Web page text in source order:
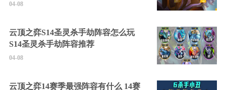
04-08
云顶之弈S14圣灵杀手劫阵容怎么玩
S14圣灵杀手劫阵容推荐
04-08
云顶之弈14赛季最强阵容有什么 14赛